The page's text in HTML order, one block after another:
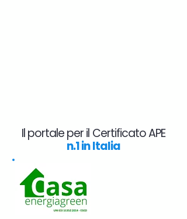
Il portale per il Certificato APE
n.1 in Italia